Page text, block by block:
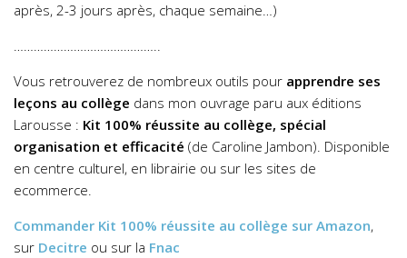
après, 2-3 jours après, chaque semaine…)
……………………………………..
Vous retrouverez de nombreux outils pour apprendre ses
leçons au collège dans mon ouvrage paru aux éditions
Larousse : Kit 100% réussite au collège, spécial
organisation et efficacité (de Caroline Jambon). Disponible
en centre culturel, en librairie ou sur les sites de
ecommerce.
Commander Kit 100% réussite au collège sur Amazon,
sur Decitre ou sur la Fnac